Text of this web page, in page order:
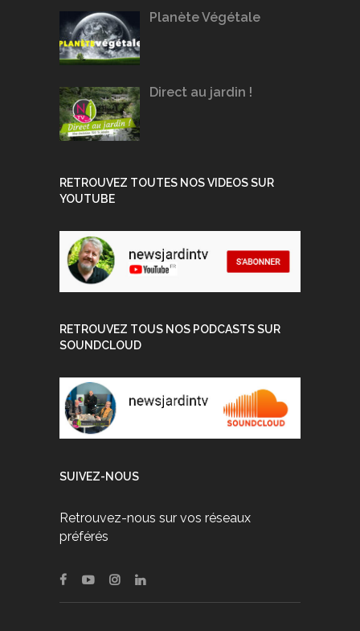
Planète Végétale
Direct au jardin !
RETROUVEZ TOUTES NOS VIDEOS SUR
YOUTUBE
RETROUVEZ TOUS NOS PODCASTS SUR
SOUNDCLOUD
SUIVEZ-NOUS
Retrouvez-nous sur vos réseaux
préférés